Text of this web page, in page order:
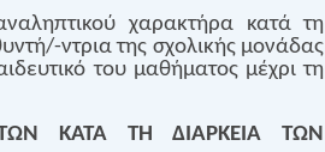
χαρακτήρα κατά τη
ντρια της σχολικής μονάδας
του μαθήματος μέχρι τη
ΚΑΤΑ ΤΗ ΔΙΑΡΚΕΙΑ ΤΩΝ